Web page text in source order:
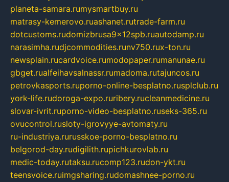
planeta-samara.rumysmartbuy.ru
matrasy-kemerovo.ruashanet.rutrade-farm.ru
dotcustoms.rudomizbrusa9x12spb.ruautodamp.ru
narasimha.rudjcommodities.runv750.rux-ton.ru
newsplain.rucardvoice.rumodopaper.rumanunae.ru
gbget.rualfeihavsalnassr.rumadoma.rutajuncos.ru
petrovkasports.ruporno-online-besplatno.rusplclub.ru
york-life.rudoroga-expo.ruribery.rucleanmedicine.ru
slovar-ivrit.ruporno-video-besplatno.ruseks-365.ru
ovucontrol.rusloty-igrovyye-avtomaty.ru
ru-industriya.rurusskoe-porno-besplatno.ru
belgorod-day.rudigilith.rupichkurovlab.ru
medic-today.rutaksu.rucomp123.rudon-ykt.ru
teensvoice.ruimgsharing.rudomashnee-porno.ru